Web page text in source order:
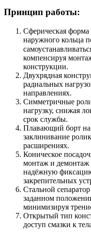
Принцип работы:
Сферическая форма
наружного кольца
компенсируя
конструкции.
Двухрядная
радиальных
направлениях.
Симметричные
нагрузку, снижая
срок службы.
Плавающий борт на
заклинивание
расширениях.
Коническое
монтаж и демонтаж
надёжную
закрепительных
Стальной
заданном
минимизируя
Открытый тип
доступ смазки к